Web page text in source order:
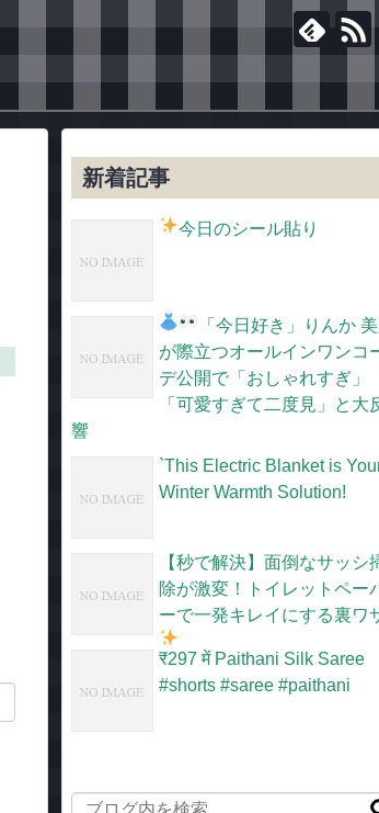
新着記事
今日のシール貼り
「今日好き」りんか
が際立つオールインワンコ
デ公開で「おしゃれすぎ」
「可愛すぎて二度見」と大
響
`This Electric Blanket is
Winter Warmth Solution!
【秒で解決】面倒なサッシ
除が激変！トイレットペー
ーで一発キレイにする裏ワ
​₹297 में Paithani Silk Saree
#shorts #saree #paithani